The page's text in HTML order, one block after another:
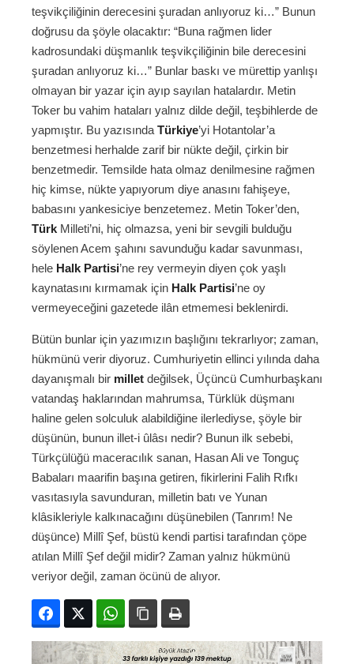
teşvikçiliğinin derecesini şuradan anlıyoruz ki…” Bunun
doğrusu da şöyle olacaktır: “Buna rağmen lider
kadrosundaki düşmanlık teşvikçiliğinin bile derecesini
şuradan anlıyoruz ki…” Bunlar baskı ve mürettip yanlışı
olmayan bir yazar için ayıp sayılan hatalardır. Metin
Toker bu vahim hataları yalnız dilde değil, teşbihlerde de
yapmıştır. Bu yazısında Türkiye’yi Hotantolar’a
benzetmesi herhalde zarif bir nükte değil, çirkin bir
benzetmedir. Temsilde hata olmaz denilmesine rağmen
hiç kimse, nükte yapıyorum diye anasını fahişeye,
babasını yankesiciye benzetemez. Metin Toker’den,
Türk Milleti’ni, hiç olmazsa, yeni bir sevgili bulduğu
söylenen Acem şahını savunduğu kadar savunması,
hele Halk Partisi’ne rey vermeyin diyen çok yaşlı
kaynatasını kırmamak için Halk Partisi’ne oy
vermeyeceğini gazetede ilân etmemesi beklenirdi.
Bütün bunlar için yazımızın başlığını tekrarlıyor; zaman,
hükmünü verir diyoruz. Cumhuriyetin ellinci yılında daha
dayanışmalı bir millet değilsek, Üçüncü Cumhurbaşkanı
vatandaş haklarından mahrumsa, Türklük düşmanı
haline gelen solculuk alabildiğine ilerlediyse, şöyle bir
düşünün, bunun illet-i ûlâsı nedir? Bunun ilk sebebi,
Türkçülüğü maceracılık sanan, Hasan Ali ve Tonguç
Babaları maarifin başına getiren, fikirlerini Falih Rıfkı
vasıtasıyla savunduran, milletin batı ve Yunan
klâsikleriyle kalkınacağını düşünebilen (Tanrım! Ne
düşünce) Millî Şef, büstü kendi partisi tarafından çöpe
atılan Millî Şef değil midir? Zaman yalnız hükmünü
veriyor değil, zaman öcünü de alıyor.
FacebookTwitter WhatsAppBağlanıyı kopyala